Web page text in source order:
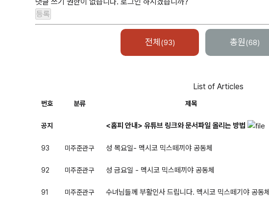
전체 (93) 총원 (68)
List of Articles
번호 분류 제목
공지 <홈피 안내> 유튜브 링크와 문서파일 올리는 방법
93 미주준관구 성 목요일- 멕시코 믹스떼끼야 공동체
92 미주준관구 성 금요일 - 멕시코 믹스떼끼야 공동체
91 미주준관구 수녀님들께 부활인사 드립니다. 멕시코 믹스떼기야 공동체